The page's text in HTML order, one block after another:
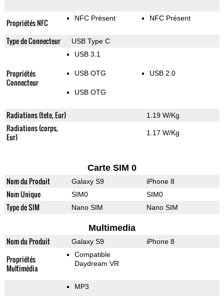
Propriétés NFC NFC Présent NFC Présent
Type de Connecteur USB Type C
Propriétés
Connecteur
USB 3.1
USB OTG
USB OTG
USB 2.0
Radiations (tete, Eur) 1.19 W/Kg
Radiations (corps,
Eur)
1.17 W/Kg
Carte SIM 0
Nom du Produit Galaxy S9 iPhone 8
Nom Unique SIM0 SIM0
Type de SIM Nano SIM Nano SIM
Multimedia
Nom du Produit Galaxy S9 iPhone 8
Propriétés
Multimédia
Compatible
Daydream VR
MP3